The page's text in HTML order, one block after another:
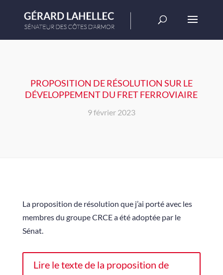
PROPOSITION DE RÉSOLUTION SUR LE
DÉVELOPPEMENT DU FRET FERROVIAIRE
9 février 2023
La proposition de résolution que j’ai porté avec les
membres du groupe CRCE a été adoptée par le
Sénat.
Lire le texte de la proposition de